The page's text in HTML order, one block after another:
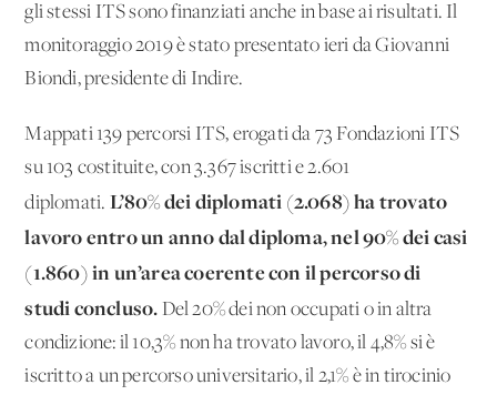
gli stessi ITS sono finanziati anche in base ai risultati. Il
monitoraggio 2019 è stato presentato ieri da Giovanni
Biondi, presidente di Indire.
Mappati 139 percorsi ITS, erogati da 73 Fondazioni ITS
su 103 costituite, con 3.367 iscritti e 2.601
diplomati. L’80% dei diplomati (2.068) ha trovato
lavoro entro un anno dal diploma, nel 90% dei casi
(1.860) in un’area coerente con il percorso di
studi concluso. Del 20% dei non occupati o in altra
condizione: il 10,3% non ha trovato lavoro, il 4,8% si è
iscritto a un percorso universitario, il 2,1% è in tirocinio